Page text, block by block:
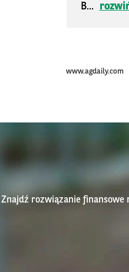
B...
www.agdaily.com
Znajdź rozwiązanie